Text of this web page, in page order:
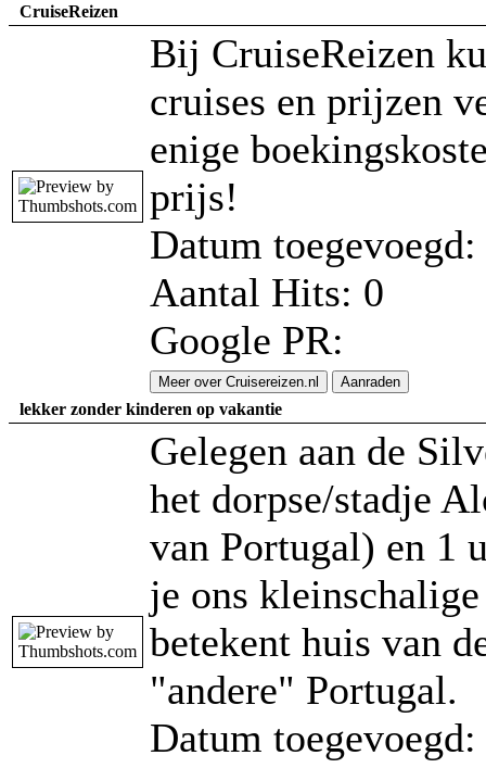
CruiseReizen
Bij CruiseReizen
cruises en prijzen
enige
prijs!
Datum
Aantal Hits: 0
Google PR:
Meer over Cruisereizen.nl Aanraden
lekker zonder kinderen op vakantie
Gelegen aan de
het dorpse/stadje
van Portugal) en 1
je ons
betekent huis van
"andere" Portugal.
Datum